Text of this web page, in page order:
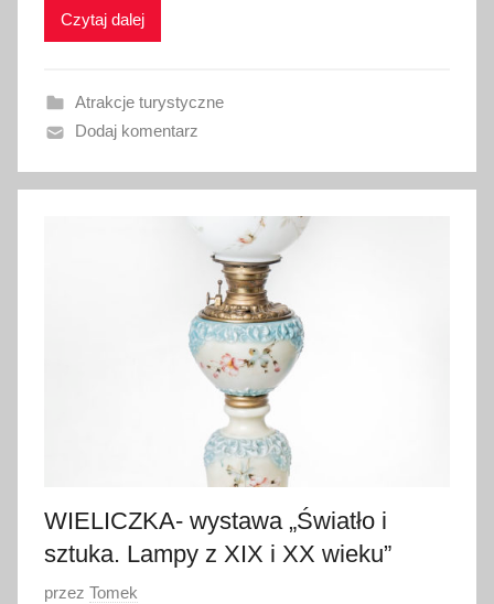
a
n
2
0
Czytaj dalej
Atrakcje turystyczne
Dodaj komentarz
WIELICZKA- wystawa „Światło i
sztuka. Lampy z XIX i XX wieku”
O
przez Tomek